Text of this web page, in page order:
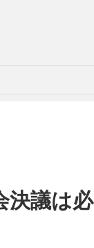
決議は必